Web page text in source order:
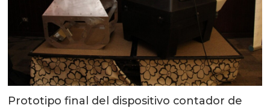
Prototipo final del dispositivo contador de